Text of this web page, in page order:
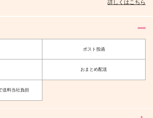
ごめん出来レースキミ
やわらか産業
787
レオナ×イデア
詳しくはこちら
ポスト投函
おまとめ配送
送料当社負担